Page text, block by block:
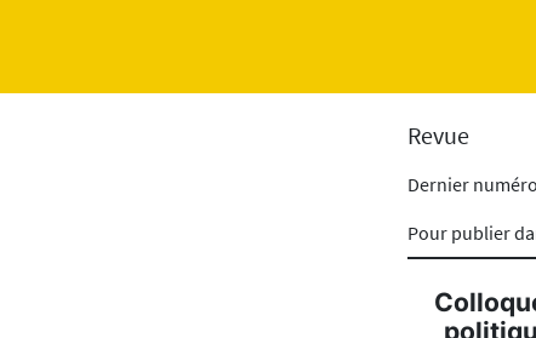
Revue
Dernier
Pour publier